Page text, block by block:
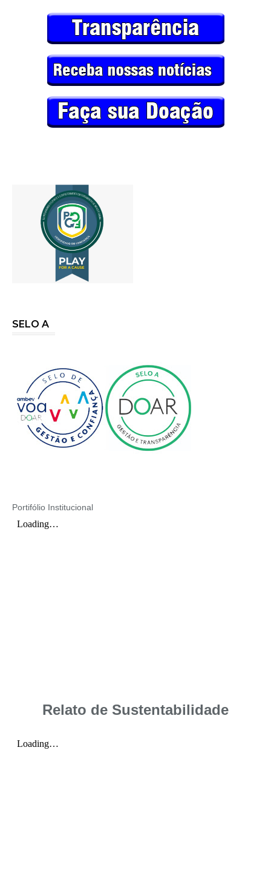
SELO A
Portifólio Institucional
Relato de Sustentabilidade